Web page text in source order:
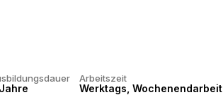
Arbeitszeit
Werktags, Wochenendarbeit